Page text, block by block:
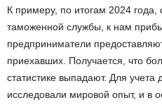
К примеру, по итогам 2024
таможенной службы, к нам
предприниматели
приехавших. Получается, что
статистике выпадают. Для учета
исследовали мировой опыт, и в